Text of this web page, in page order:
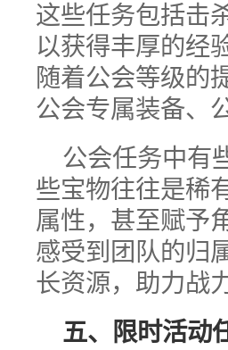
这些任务包括击
以获得丰厚的经
随着公会等级的
公会专属装备、
公会任务中有
些宝物往往是稀
属性，甚至赋予
感受到团队的归
长资源，助力战
五、限时活